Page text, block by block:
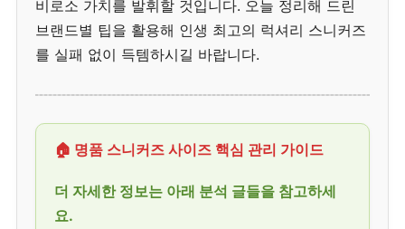
비로소 가치를 발휘할 것입니다. 오늘 정리해 드린
브랜드별 팁을 활용해 인생 최고의 럭셔리 스니커즈
를 실패 없이 득템하시길 바랍니다.
🏠 명품 스니커즈 사이즈 핵심 관리 가이드
더 자세한 정보는 아래 분석 글들을 참고하세
요.